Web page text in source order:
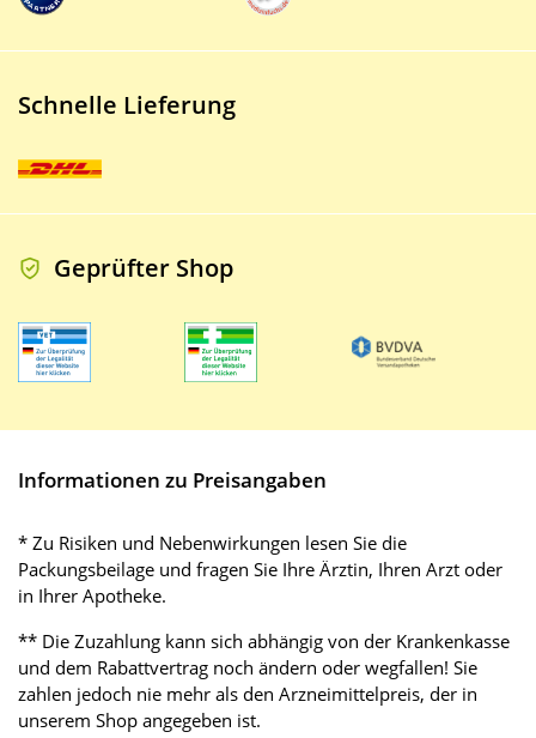
Schnelle Lieferung
Geprüfter Shop
Informationen zu Preisangaben
* Zu Risiken und Nebenwirkungen lesen Sie die
Packungsbeilage und fragen Sie Ihre Ärztin, Ihren Arzt oder
in Ihrer Apotheke.
** Die Zuzahlung kann sich abhängig von der Krankenkasse
und dem Rabattvertrag noch ändern oder wegfallen! Sie
zahlen jedoch nie mehr als den Arzneimittelpreis, der in
unserem Shop angegeben ist.